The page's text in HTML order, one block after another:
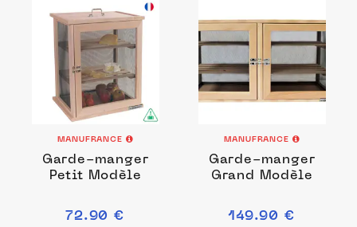
MANUFRANCE
Garde-manger
Petit Modèle
72.90 €
MANUFRANCE
Garde-manger
Grand Modèle
149.90 €